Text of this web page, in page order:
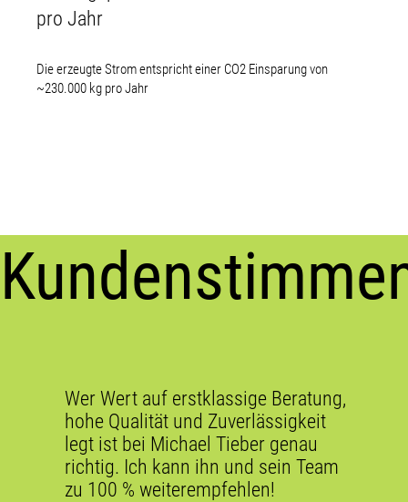
pro Jahr
Die erzeugte Strom entspricht einer CO2 Einsparung von
~230.000 kg pro Jahr
Wer Wert auf erstklassige Beratung,
hohe Qualität und Zuverlässigkeit
legt ist bei Michael Tieber genau
richtig. Ich kann ihn und sein Team
zu 100 % weiterempfehlen!